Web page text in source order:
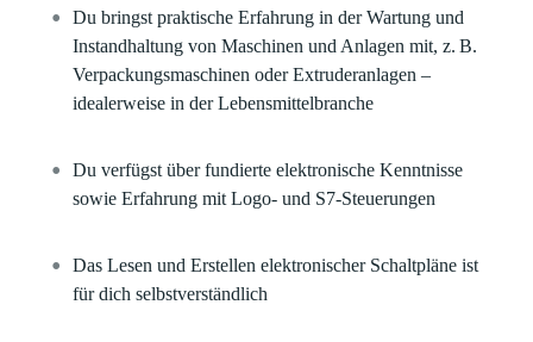
Du bringst praktische Erfahrung in der Wartung und
Instandhaltung von Maschinen und Anlagen mit, z. B.
Verpackungsmaschinen oder Extruderanlagen –
idealerweise in der Lebensmittelbranche
Du verfügst über fundierte elektronische Kenntnisse
sowie Erfahrung mit Logo- und S7-Steuerungen
Das Lesen und Erstellen elektronischer Schaltpläne ist
für dich selbstverständlich